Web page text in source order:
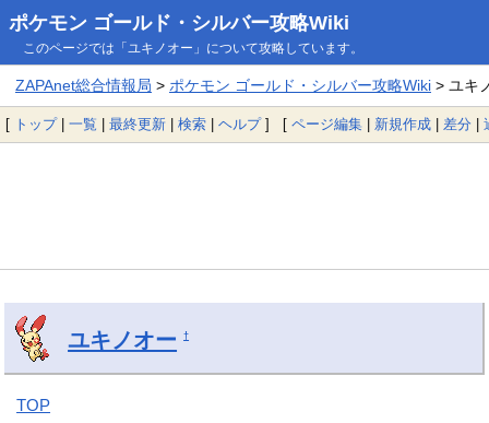
ポケモン ゴールド・シルバー攻略Wiki
このページでは「ユキノオー」について攻略しています。
ZAPAnet総合情報局 > ポケモン ゴールド・シルバー攻略Wiki> ユキ
[ トップ| 一覧 | 最終更新 | 検索 | ヘルプ] [ ページ編集 | 新規作成 | 差分 |
ユキノオー †
TOP